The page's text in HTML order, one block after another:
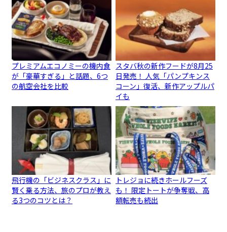
プレミアムエコノミーの機内食
が「豪華すぎる」と話題、6つ
の航空会社を比較
スタバ秋の新作フードが8月25
日発売！ 人気「パンプキンス
コーン」復活、新作アップルパ
イも
飛行機の「ビジネスクラス」に
賢く乗る方法、旅のプロが教え
る3つのコツとは？
トレジョに続きホールフーズ
も！ 限定トートが争奪戦、高
額転売も続出